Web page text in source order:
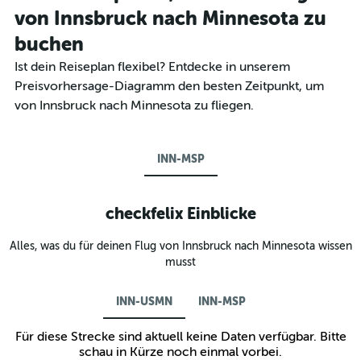
von Innsbruck nach Minnesota zu
buchen
Ist dein Reiseplan flexibel? Entdecke in unserem
Preisvorhersage-Diagramm den besten Zeitpunkt, um
von Innsbruck nach Minnesota zu fliegen.
INN-MSP
checkfelix Einblicke
Alles, was du für deinen Flug von Innsbruck nach Minnesota wissen
musst
INN-USMN INN-MSP
Für diese Strecke sind aktuell keine Daten verfügbar. Bitte
schau in Kürze noch einmal vorbei.